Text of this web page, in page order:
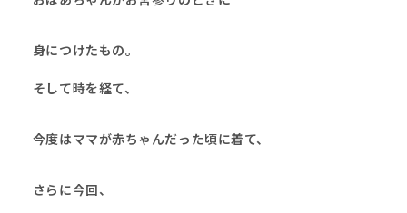
身につけたもの。
そして時を経て、
今度はママが赤ちゃんだった頃に着て、
さらに今回、